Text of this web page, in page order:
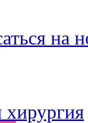
хирургия